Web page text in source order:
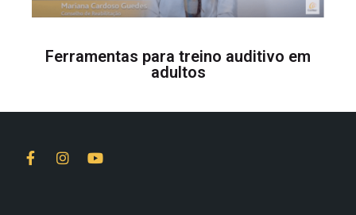
Ferramentas para treino auditivo em
adultos